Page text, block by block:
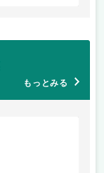
もっとみる